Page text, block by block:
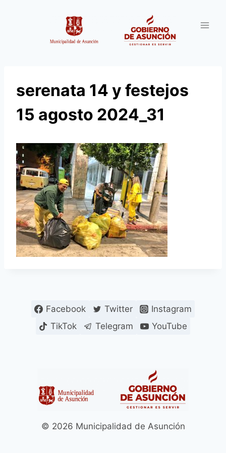
serenata 14 y festejos
15 agosto 2024_31
Facebook Twitter
Instagram
TikTok
Telegram YouTube
© 2026 Municipalidad de Asunción